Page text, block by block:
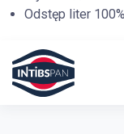
Odstęp liter 100%